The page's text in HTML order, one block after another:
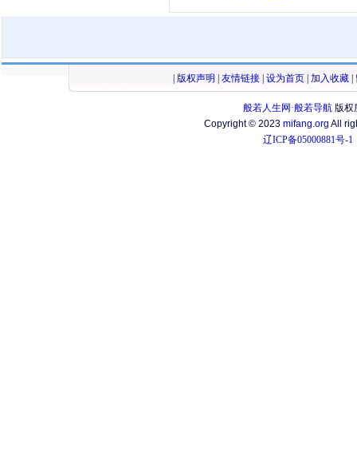
版权声明 友情链接 设为首页 加入收藏
般若人生网·般若导航版权
Copyright © 2023 mifang.org All
辽ICP备05000881号-1